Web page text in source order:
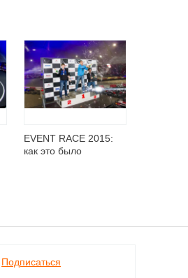
EVENT RACE 2015:
как это было
Подписаться